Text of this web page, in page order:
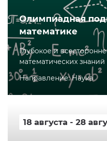
Олимпиадная
математике
Глубокое и
математических знаний
Направление: Наука
18 августа - 28